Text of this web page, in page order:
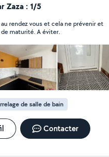
ravie de vous accompagner
région des Alpes-Maritimes.
de plans 2D/3D du rendu final
CAO - Autocad - Revit -
Zaza : 1/5
rendez vous et cela ne prévenir et
maturité. A éviter.
de salle de bain
Contacter